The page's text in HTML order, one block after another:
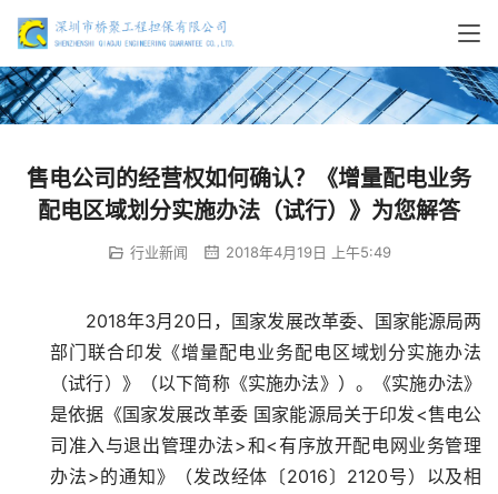
售电公司的经营权如何确认？《增量配电业务
配电区域划分实施办法（试行）》为您解答
行业新闻 2018年4月19日 上午5:49
2018年3月20日，国家发展改革委、国家能源局两
部门联合印发《增量配电业务配电区域划分实施办法
（试行）》（以下简称《实施办法》）。《实施办法》
是依据《国家发展改革委 国家能源局关于印发<售电公
司准入与退出管理办法>和<有序放开配电网业务管理
办法>的通知》（发改经体〔2016〕2120号）以及相